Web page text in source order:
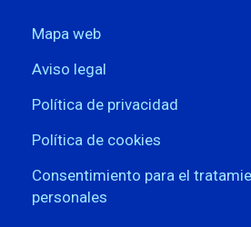
Mapa web
Aviso legal
Política de privacidad
Política de cookies
Consentimiento para el
personales